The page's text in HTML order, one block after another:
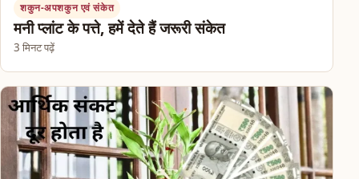
शकुन-अपशकुन एवं संकेत
मनी प्लांट के पत्ते, हमें देते हैं जरूरी संकेत
3 मिनट पढ़ें